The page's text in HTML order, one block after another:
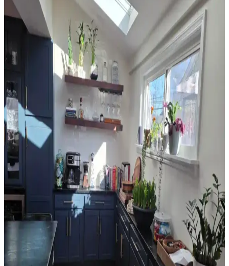
Yatak odası perdelerinde doğru seçim ve asma teknikleri, mekanın
estetiğini ve enerji verimliliğini artırır. Pelmet kullanımı ve uygun
perde çubuğu destekleriyle konfor sağlanır.
Sherwin Williams Cream & Sugar Duvar Rengine
Uyumlu Perde Seçimi ve Ton Çakışması Önleme
Yöntemleri
Sherwin Williams Cream & Sugar duvar rengine sahip odalarda
perde seçimi, halı ve dekorasyonla uyumlu tonlarda yapılmalı. Pinch
pleat model perdeler estetik görünüm sağlar ve ton çakışmasını
önler.
Ev Satışında Valance Kullanımı ve Pencere
Dekorasyonunun Mekana Etkileri
Ev satışında valance kullanımı, pencere görünümünü yumuşatırken
mekana renk ve doku katar. Ancak yanlış kullanım mekanda görsel
karmaşa yaratabilir ve ışık alımını kısıtlayabilir.
Orta 2000'ler Sarı Tonları: Mekanlarda Doğru
Renk Seçimi ve Uyum Analizi
Orta 2000'ler sarı tonları, doğru kombinasyonlarla mekanlara
sıcaklık katabilir. Ancak uyumsuz kullanımlarda eski moda ve
sıradan bir görünüm ortaya çıkabilir. Renk seçimi mekanın diğer
unsurlarıyla dengelenmeli.